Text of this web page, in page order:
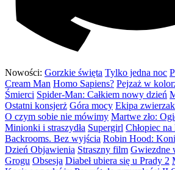
Nowości: Gorzkie święta Tylko jedna noc
Cream Man Homo Sapiens? Pejzaż w
Śmierci Spider-Man: Całkiem nowy dzień
Ostatni konsjerż Góra mocy Ekipa
O czym sobie nie mówimy Martwe zło:
Minionki i straszydła Supergirl Chłopiec
Backrooms. Bez wyjścia Robin Hood:
Dzień Objawienia Straszny film Gwiezdne
Grogu Obsesja Diabeł ubiera się u Prady 2